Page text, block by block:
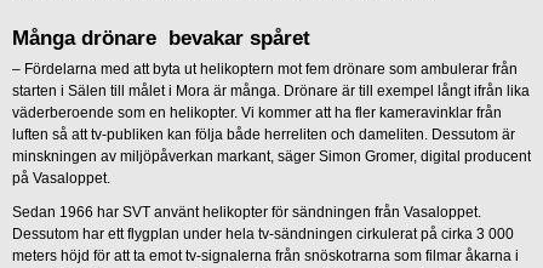
Många drönare bevakar spåret
– Fördelarna med att byta ut helikoptern mot fem drönare som ambulerar från
starten i Sälen till målet i Mora är många. Drönare är till exempel långt ifrån lika
väderberoende som en helikopter. Vi kommer att ha fler kameravinklar från
luften så att tv-publiken kan följa både herreliten och dameliten. Dessutom är
minskningen av miljöpåverkan markant, säger Simon Gromer, digital producent
på Vasaloppet.
Sedan 1966 har SVT använt helikopter för sändningen från Vasaloppet.
Dessutom har ett flygplan under hela tv-sändningen cirkulerat på cirka 3 000
meters höjd för att ta emot tv-signalerna från snöskotrarna som filmar åkarna i